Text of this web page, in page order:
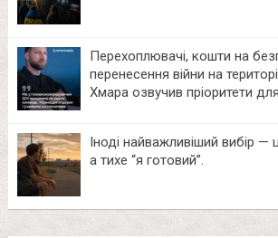
Перехоплювачі, кошти на
перенесення війни на
Хмара озвучив пріоритети
Іноді найважливіший вибір —
а тихе “я готовий”.